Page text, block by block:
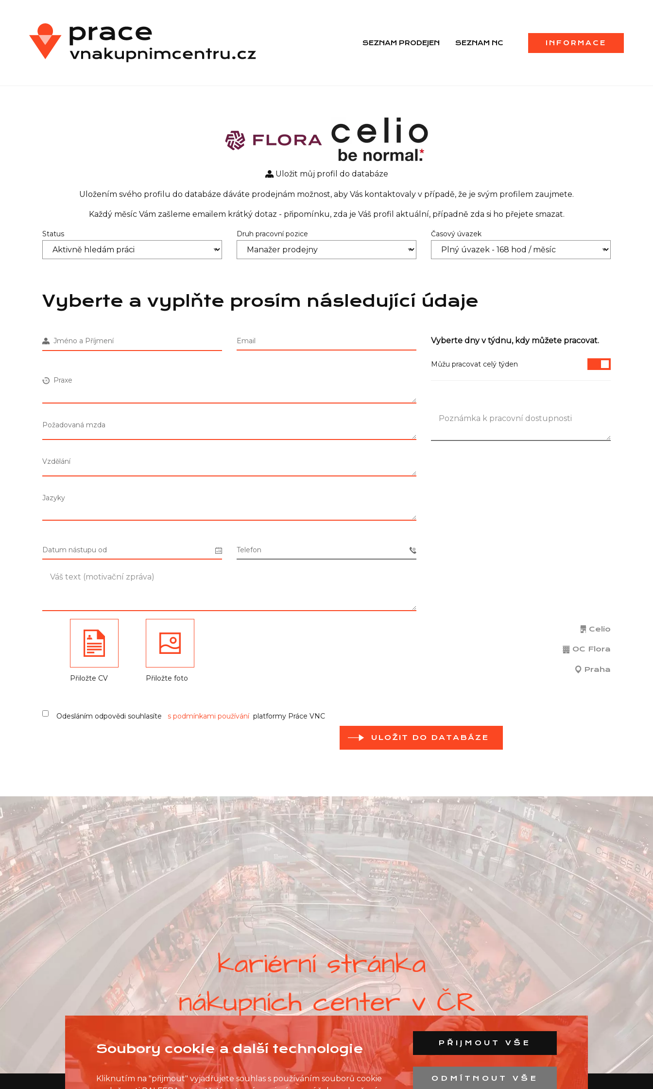
SEZNAM PRODEJEN SEZNAM NC INFORMACE
Uložit můj profil do databáze
Uložením svého profilu do databáze dáváte prodejnám možnost, aby Vás kontaktovaly v případě, že je svým profilem zaujmete.
Každý měsíc Vám zašleme emailem krátký dotaz - připomínku, zda je Váš profil aktuální, případně zda si ho přejete smazat.
Status Druh pracovní pozice Časový úvazek
Vyberte a vyplňte prosím následující údaje
Jméno a Příjmení Email
Praxe
Požadovaná mzda
Vzdělání
Jazyky
Datum nástupu od Telefon
Vyberte dny v týdnu, kdy můžete pracovat.
Můžu pracovat celý týden
Přiložte CV Přiložte foto
Celio
OC Flora
Praha
Odesláním odpovědi souhlasíte s podmínkami používáníplatformy Práce VNC
ULOŽIT DO DATABÁZE
Soubory cookie a další technologie
Kliknutím na "přijmout" vyjadřujete souhlas s používáním souborů cookie
PŘIJMOUT VŠE
ODMÍTNOUT VŠE